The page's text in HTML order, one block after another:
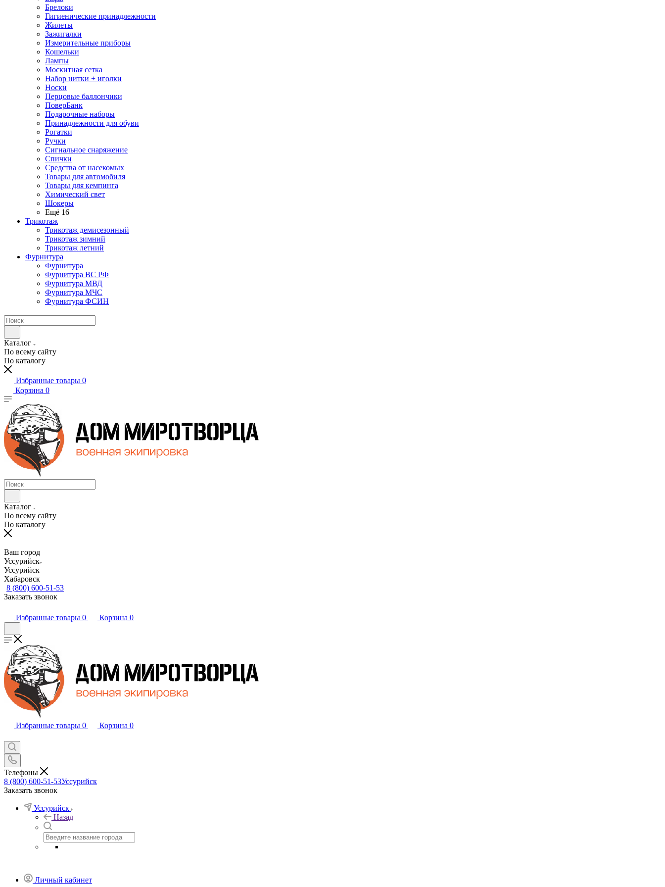
Брелоки
Гигиенические принадлежности
Жилеты
Зажигалки
Измерительные приборы
Кошельки
Лампы
Москитная сетка
Набор нитки + иголки
Носки
Перцовые баллончики
ПоверБанк
Подарочные наборы
Принадлежности для обуви
Рогатки
Ручки
Сигнальное снаряжение
Спички
Средства от насекомых
Товары для автомобиля
Товары для кемпинга
Химический свет
Шокеры
Ещё 16
Трикотаж
Трикотаж демисезонный
Трикотаж зимний
Трикотаж летний
Фурнитура
Фурнитура
Фурнитура ВС РФ
Фурнитура МВД
Фурнитура МЧС
Фурнитура ФСИН
Каталог
По всему сайту
По каталогу
Избранные товары 0
Корзина 0
Каталог
По всему сайту
По каталогу
Ваш город
Уссурийск
Уссурийск
Хабаровск
8 (800) 600-51-53
Заказать звонок
Избранные товары 0 Корзина 0
Избранные товары 0 Корзина 0
Телефоны
8 (800) 600-51-53Уссурийск
Заказать звонок
Уссурийск
Назад
Личный кабинет